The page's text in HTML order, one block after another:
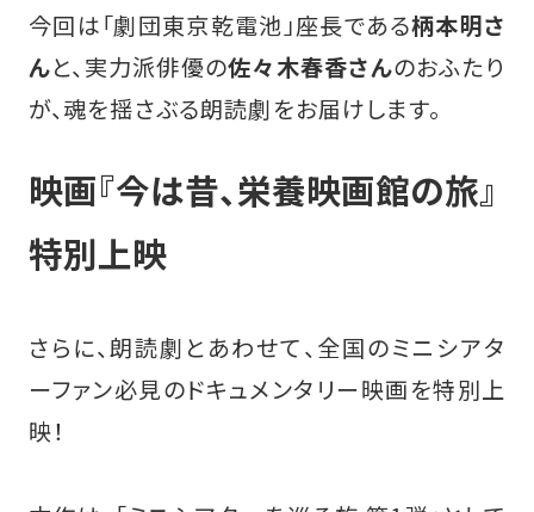
今回は「劇団東京乾電池」座長である柄本明さ
んと、実力派俳優の佐々木春香さんのおふたり
が、魂を揺さぶる朗読劇をお届けします。
映画『今は昔、栄養映画館の旅』
特別上映
さらに、朗読劇とあわせて、全国のミニシアタ
ーファン必見のドキュメンタリー映画を特別上
映！